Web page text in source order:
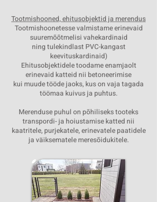
Tootmishooned, ehitusobjektid ja merendus
Tootmishoonetesse valmistame erinevaid
suuremõõtmelisi vahekardinaid
ning tulekindlast PVC-kangast
keevituskardinaid)
Ehitusobjektidele toodame enamjaolt
erinevaid katteid nii betoneerimise
kui muude tööde jaoks, kus on vaja tagada
töömaa kuivus ja puhtus.
Merenduse puhul on põhiliseks tooteks
transpordi- ja hoiustamise katted nii
kaatritele, purjekatele, erinevatele paatidele
ja väiksematele meresõidukitele.